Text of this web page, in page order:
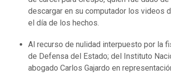
descargar en su computador los videos
el día de los hechos.
Al recurso de nulidad interpuesto por la
de Defensa del Estado; del Instituto
abogado Carlos Gajardo en